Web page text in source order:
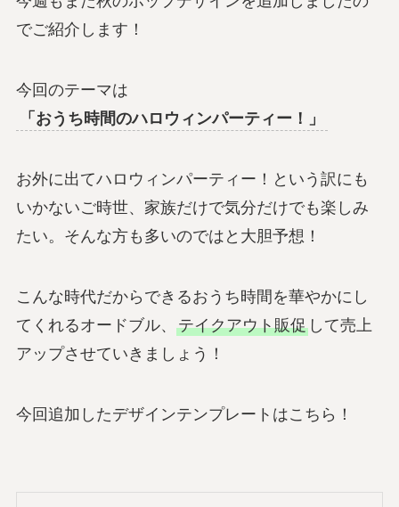
でご紹介します！
今回のテーマは
「おうち時間のハロウィンパーティー！」
お外に出てハロウィンパーティー！という訳にも
いかないご時世、家族だけで気分だけでも楽しみ
たい。そんな方も多いのではと大胆予想！
こんな時代だからできるおうち時間を華やかにし
てくれるオードブル、 テイクアウト販促して売上
アップさせていきましょう！
今回追加したデザインテンプレートはこちら！